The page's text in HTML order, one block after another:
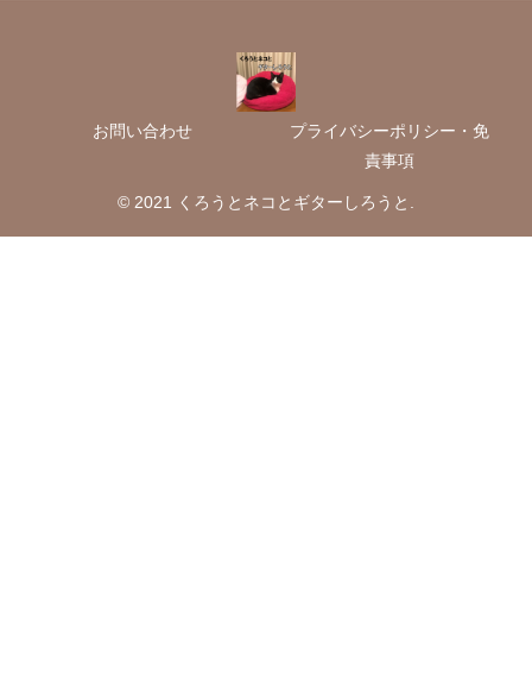
お問い合わせ
プライバシーポリシー・免
責事項
© 2021 くろうとネコとギターしろうと.